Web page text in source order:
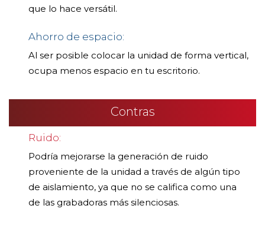
que lo hace versátil.
Ahorro de espacio:
Al ser posible colocar la unidad de forma vertical,
ocupa menos espacio en tu escritorio.
Contras
Ruido:
Podría mejorarse la generación de ruido
proveniente de la unidad a través de algún tipo
de aislamiento, ya que no se califica como una
de las grabadoras más silenciosas.